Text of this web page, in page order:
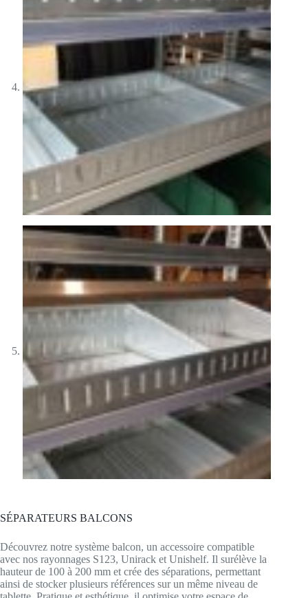
SÉPARATEURS BALCONS
Découvrez notre système balcon, un accessoire compatible
avec nos rayonnages S123, Unirack et Unishelf. Il surélève la
hauteur de 100 à 200 mm et crée des séparations, permettant
ainsi de stocker plusieurs références sur un même niveau de